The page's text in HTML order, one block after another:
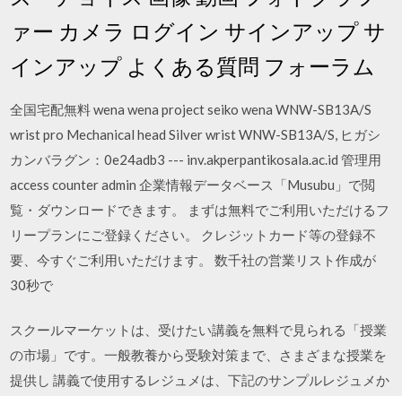
ァー カメラ ログイン サインアップ サ
インアップ よくある質問 フォーラム
全国宅配無料 wena wena project seiko wena WNW-SB13A/S
wrist pro Mechanical head Silver wrist WNW-SB13A/S, ヒガシ
カンバラグン：0e24adb3 --- inv.akperpantikosala.ac.id 管理用
access counter admin 企業情報データベース「Musubu」で閲
覧・ダウンロードできます。 まずは無料でご利用いただけるフ
リープランにご登録ください。 クレジットカード等の登録不
要、今すぐご利用いただけます。 数千社の営業リスト作成が
30秒で
スクールマーケットは、受けたい講義を無料で見られる「授業
の市場」です。一般教養から受験対策まで、さまざまな授業を
提供し 講義で使用するレジュメは、下記のサンプルレジュメか